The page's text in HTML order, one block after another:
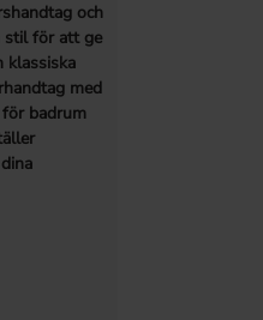
och
stil för att ge
klassiska
med
badrum